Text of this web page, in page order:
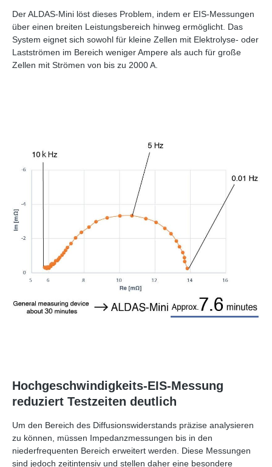
Der ALDAS‑Mini löst dieses Problem, indem er EIS‑Messungen
über einen breiten Leistungsbereich hinweg ermöglicht. Das
System eignet sich sowohl für kleine Zellen mit Elektrolyse- oder
Lastströmen im Bereich weniger Ampere als auch für große
Zellen mit Strömen von bis zu 2000 A.
Hochgeschwindigkeits‑EIS‑Messung
reduziert Testzeiten deutlich
Um den Bereich des Diffusionswiderstands präzise analysieren
zu können, müssen Impedanzmessungen bis in den
niederfrequenten Bereich erweitert werden. Diese Messungen
sind jedoch zeitintensiv und stellen daher eine besondere